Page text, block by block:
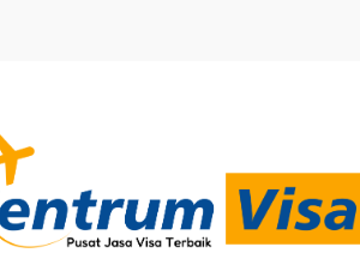
Blog
Blog